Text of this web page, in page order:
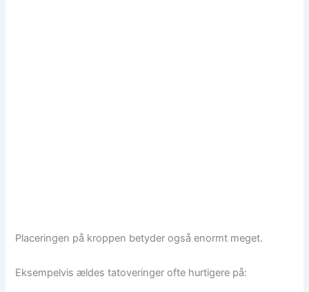
Placeringen på kroppen betyder også enormt meget.
Eksempelvis ældes tatoveringer ofte hurtigere på: